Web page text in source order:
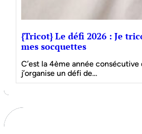
{Tricot} Le défi 2026 : Je
mes socquettes
C’est la 4ème année consécutive
j’organise un défi de…